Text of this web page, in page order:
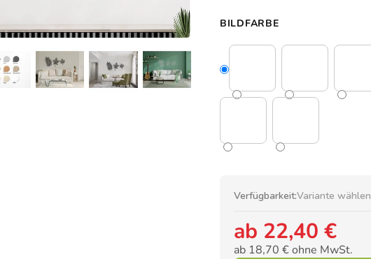
BILDFARBE
Verfügbarkeit:Variante wählen
ab 22,40 €
ab 18,70 €ohne MwSt.